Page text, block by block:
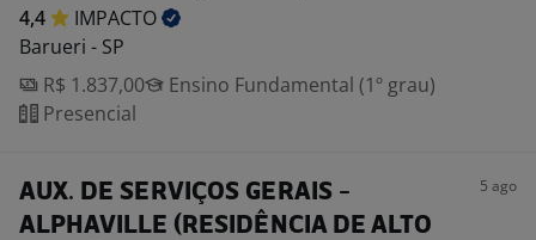
4,4
IMPACTO
Barueri - SP
R$ 1.837,00
Ensino Fundamental (1º grau)
Presencial
AUX. DE SERVIÇOS GERAIS -
ALPHAVILLE (RESIDÊNCIA DE ALTO
5 ago